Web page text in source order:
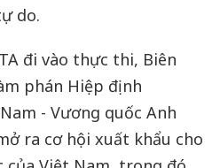
do.
đi vào thực thi, Biên
phán Hiệp định
- Vương quốc Anh
ra cơ hội xuất khẩu cho